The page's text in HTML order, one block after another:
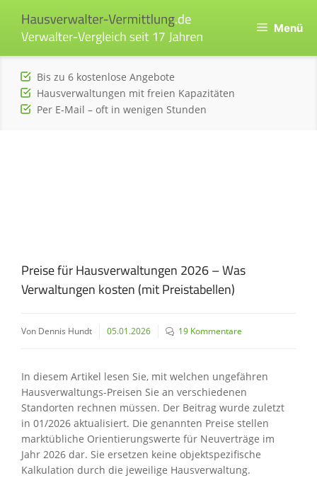
Inhalt
springen
Menü
Bis zu 6 kostenlose Angebote
Hausverwaltungen mit freien Kapazitäten
Per E-Mail – oft in wenigen Stunden
Preise für Hausverwaltungen 2026 – Was
Verwaltungen kosten (mit Preistabellen)
Von Dennis Hundt 05.01.2026 19 Kommentare
In diesem Artikel lesen Sie, mit welchen ungefähren
Hausverwaltungs-Preisen Sie an verschiedenen
Standorten rechnen müssen. Der Beitrag wurde zuletzt
in 01/2026 aktualisiert. Die genannten Preise stellen
marktübliche Orientierungswerte für Neuverträge im
Jahr 2026 dar. Sie ersetzen keine objektspezifische
Kalkulation durch die jeweilige Hausverwaltung.